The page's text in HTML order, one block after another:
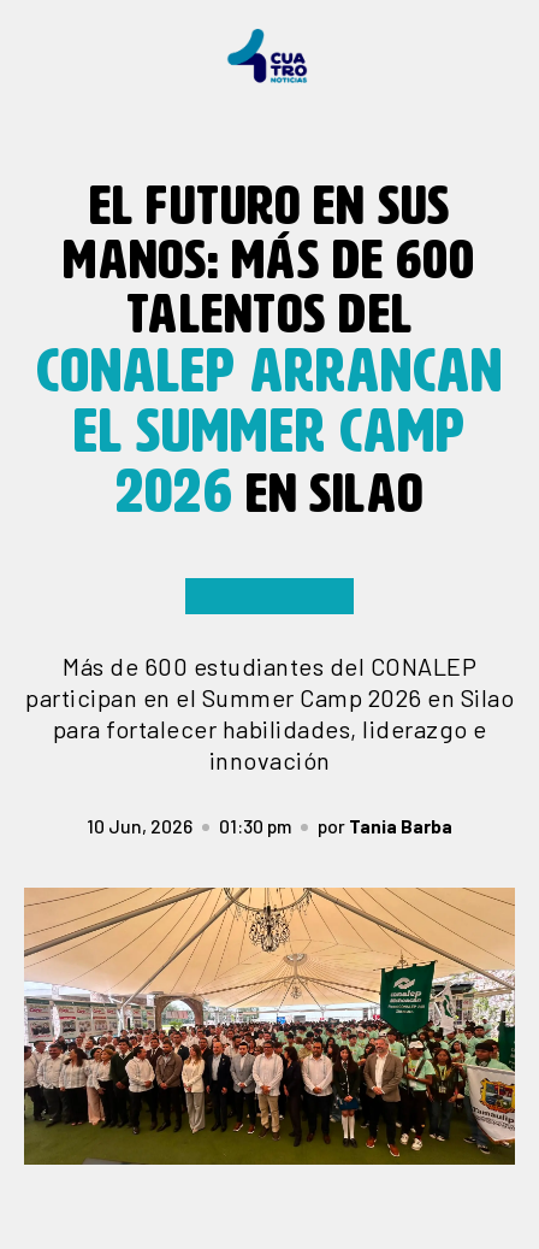
EL FUTURO EN SUS
MANOS: MÁS DE 600
TALENTOS DEL
CONALEP ARRANCAN
EL SUMMER CAMP
2026 EN SILAO
Más de 600 estudiantes del CONALEP
participan en el Summer Camp 2026 en Silao
para fortalecer habilidades, liderazgo e
innovación
10 Jun, 2026 01:30 pm por Tania Barba